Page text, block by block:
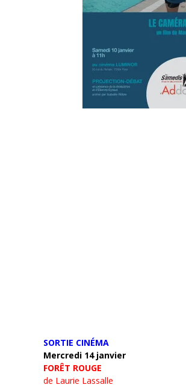
SORTIE CINÉMA
Mercredi 14 janvier
FORÊT ROUGE
de Laurie Lassalle